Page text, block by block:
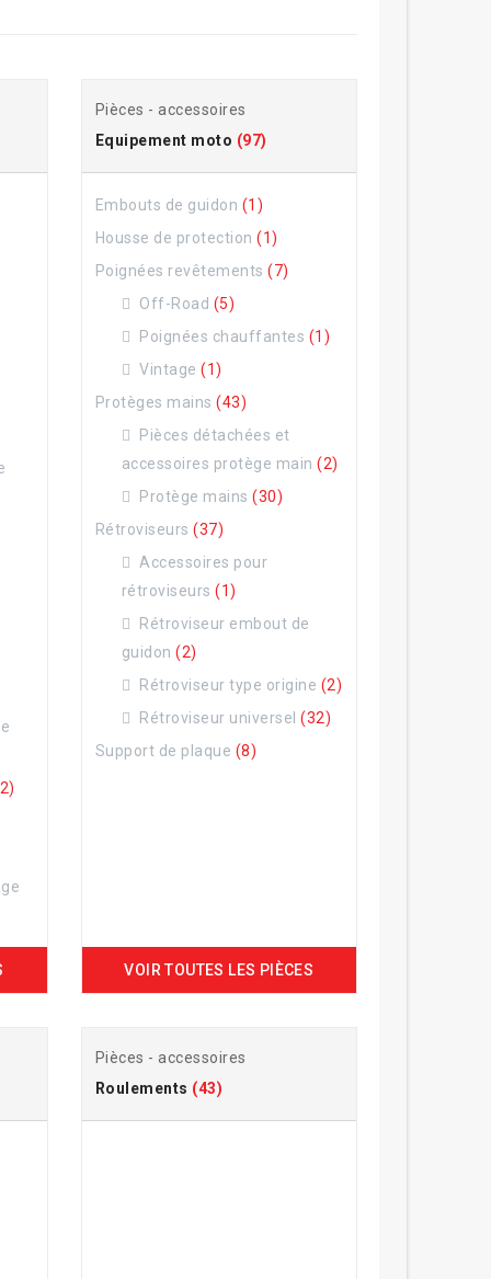
Pièces - accessoires
Equipement moto (97)
Embouts de guidon (1)
Housse de protection (1)
Poignées revêtements (7)
Off-Road (5)
Poignées chauffantes (1)
Vintage (1)
Protèges mains (43)
Pièces détachées et
accessoires protège main (2)
Protège mains (30)
Rétroviseurs (37)
Accessoires pour
rétroviseurs (1)
Rétroviseur embout de
guidon (2)
Rétroviseur type origine (2)
Rétroviseur universel (32)
Support de plaque (8)
VOIR TOUTES LES PIÈCES
Pièces - accessoires
Roulements (43)